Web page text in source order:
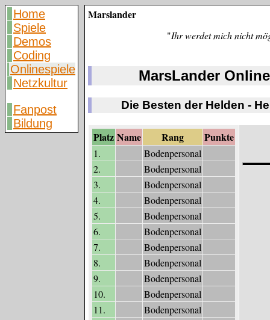
Home
Spiele
Demos
Coding
Onlinespiele
Netzkultur
Fanpost
Bildung
Marslander
"Ihr werdet mich nicht
MarsLander
Die Besten der Helden -
Platz Name Rang Punkte
1.
Bodenpersonal
2.
Bodenpersonal
3.
Bodenpersonal
4.
Bodenpersonal
5.
Bodenpersonal
6.
Bodenpersonal
7.
Bodenpersonal
8.
Bodenpersonal
9.
Bodenpersonal
10.
Bodenpersonal
11.
Bodenpersonal